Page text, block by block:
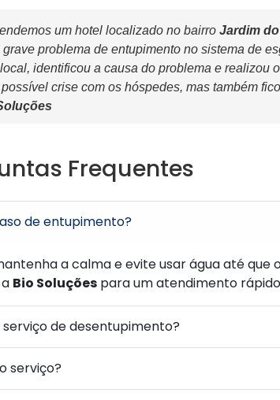
um hotel localizado no bairro Jardim
problema de entupimento no sistema de
identificou a causa do problema e realizou
crise com os hóspedes, mas também
Frequentes
de entupimento?
a calma e evite usar água até que
Bio Soluçõespara um atendimento
de desentupimento?
serviço?